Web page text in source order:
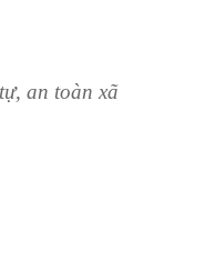
an toàn xã